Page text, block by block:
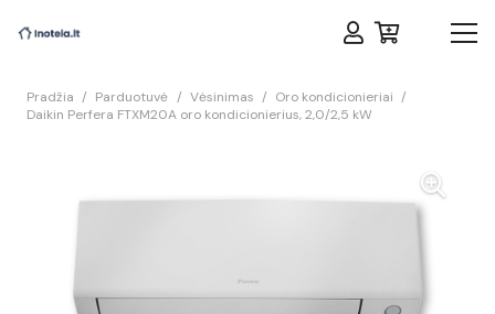
Pradžia / Parduotuvė / Vėsinimas / Oro kondicionieriai /
Daikin Perfera FTXM20A oro kondicionierius, 2,0/2,5 kW